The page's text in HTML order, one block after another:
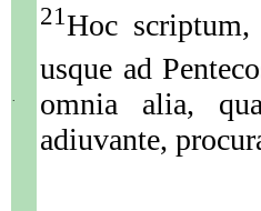
21Hoc scriptum,
usque ad
omnia alia,
adiuvante,